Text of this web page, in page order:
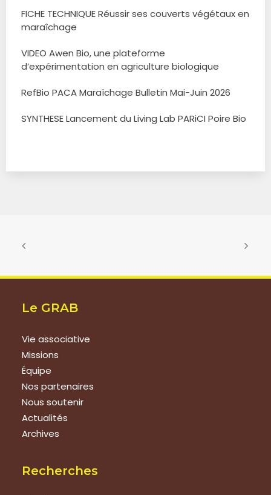
FICHE TECHNIQUE Réussir ses couverts végétaux en
maraîchage
VIDEO Awen Bio, une plateforme
d’expérimentation en agriculture biologique
RefBio PACA Maraîchage Bulletin Mai-Juin 2026
SYNTHESE Lancement du Living Lab PARiCI Poire Bio
Le GRAB
Vie associative
Missions
Équipe
Nos partenaires
Nous soutenir
Actualités
Archives
Recherches